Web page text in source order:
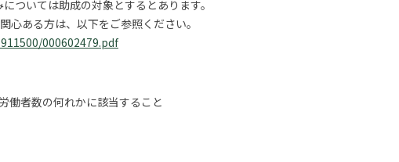
ついては助成の対象とするとあります。
心ある方は、以下をご参照ください。
000602479.pdf
働者数の何れかに該当すること